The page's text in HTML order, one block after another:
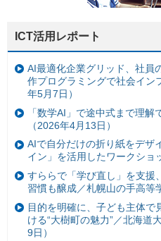
ICT活用レポート
AI最適化企業グリッド、社員
作プログラミングで社会イン
年5月7日）
「数学AI」で途中式まで理
（2026年4月13日）
AIで自分だけの折り紙をデザ
イン」を活用したワークショ
すららで「学び直し」を支援
習慣も醸成／札幌山の手高等
目的を明確に、子ども主体
ける“大樹町の魅力”／北海道
9日）